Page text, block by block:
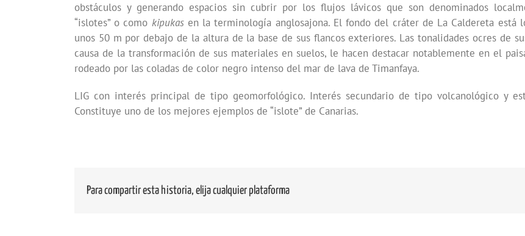
obstáculos y generando espacios sin cubrir por los flujos lávicos que son denominados
“islotes” o como kipukasen la terminología anglosajona. El fondo del cráter de La Caldereta está
unos 50 m por debajo de la altura de la base de sus flancos exteriores. Las tonalidades ocres de
causa de la transformación de sus materiales en suelos, le hacen destacar notablemente en el
rodeado por las coladas de color negro intenso del mar de lava de Timanfaya.
LIG con interés principal de tipo geomorfológico. Interés secundario de tipo volcanológico y
Constituye uno de los mejores ejemplos de “islote” de Canarias.
Para compartir esta historia, elija cualquier plataforma